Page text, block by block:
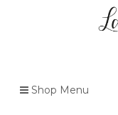
Shop Menu